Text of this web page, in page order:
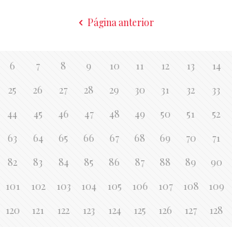
Página anterior
6 7 8 9 10 11 12 13 14
25 26 27 28 29 30 31 32 33
44 45 46 47 48 49 50 51 52
63 64 65 66 67 68 69 70 71
82 83 84 85 86 87 88 89 90
101 102 103 104 105 106 107 108 109
120 121 122 123 124 125 126 127 128